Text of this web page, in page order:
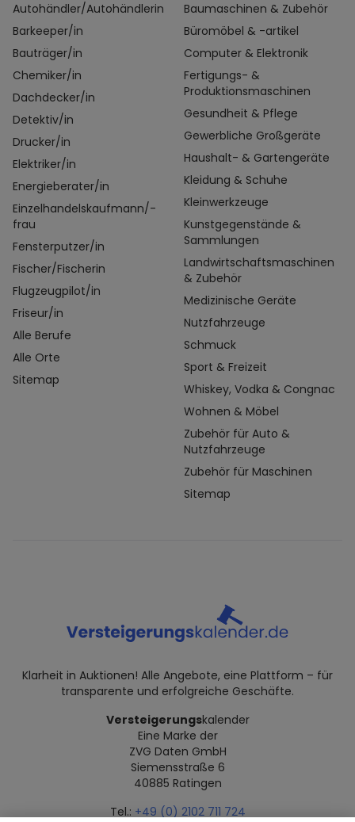
Autohändler/Autohändlerin
Barkeeper/in
Bauträger/in
Chemiker/in
Dachdecker/in
Detektiv/in
Drucker/in
Elektriker/in
Energieberater/in
Einzelhandelskaufmann/-
frau
Fensterputzer/in
Fischer/Fischerin
Flugzeugpilot/in
Friseur/in
Alle Berufe
Alle Orte
Sitemap
Baumaschinen & Zubehör
Büromöbel & -artikel
Computer & Elektronik
Fertigungs- &
Produktionsmaschinen
Gesundheit & Pflege
Gewerbliche Großgeräte
Haushalt- & Gartengeräte
Kleidung & Schuhe
Kleinwerkzeuge
Kunstgegenstände &
Sammlungen
Landwirtschaftsmaschinen
& Zubehör
Medizinische Geräte
Nutzfahrzeuge
Schmuck
Sport & Freizeit
Whiskey, Vodka & Congnac
Wohnen & Möbel
Zubehör für Auto &
Nutzfahrzeuge
Zubehör für Maschinen
Sitemap
Klarheit in Auktionen! Alle Angebote, eine Plattform – für
transparente und erfolgreiche Geschäfte.
Versteigerungskalender
Eine Marke der
ZVG Daten GmbH
Siemensstraße 6
40885 Ratingen
Tel.: +49 (0) 2102 711 724